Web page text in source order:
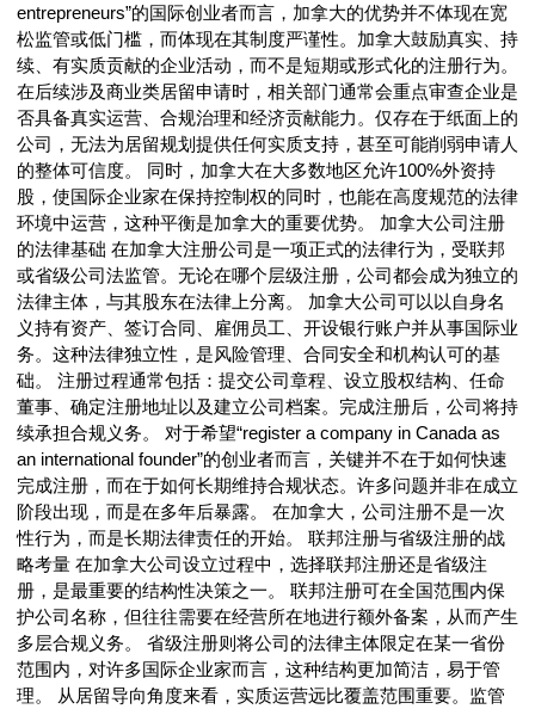
entrepreneurs”的国际创业者而言，加拿大的优势并不体现在宽
松监管或低门槛，而体现在其制度严谨性。加拿大鼓励真实、持
续、有实质贡献的企业活动，而不是短期或形式化的注册行为。
在后续涉及商业类居留申请时，相关部门通常会重点审查企业是
否具备真实运营、合规治理和经济贡献能力。仅存在于纸面上的
公司，无法为居留规划提供任何实质支持，甚至可能削弱申请人
的整体可信度。 同时，加拿大在大多数地区允许100%外资持
股，使国际企业家在保持控制权的同时，也能在高度规范的法律
环境中运营，这种平衡是加拿大的重要优势。 加拿大公司注册
的法律基础 在加拿大注册公司是一项正式的法律行为，受联邦
或省级公司法监管。无论在哪个层级注册，公司都会成为独立的
法律主体，与其股东在法律上分离。 加拿大公司可以以自身名
义持有资产、签订合同、雇佣员工、开设银行账户并从事国际业
务。这种法律独立性，是风险管理、合同安全和机构认可的基
础。 注册过程通常包括：提交公司章程、设立股权结构、任命
董事、确定注册地址以及建立公司档案。完成注册后，公司将持
续承担合规义务。 对于希望“register a company in Canada as
an international founder”的创业者而言，关键并不在于如何快速
完成注册，而在于如何长期维持合规状态。许多问题并非在成立
阶段出现，而是在多年后暴露。 在加拿大，公司注册不是一次
性行为，而是长期法律责任的开始。 联邦注册与省级注册的战
略考量 在加拿大公司设立过程中，选择联邦注册还是省级注
册，是最重要的结构性决策之一。 联邦注册可在全国范围内保
护公司名称，但往往需要在经营所在地进行额外备案，从而产生
多层合规义务。 省级注册则将公司的法律主体限定在某一省份
范围内，对许多国际企业家而言，这种结构更加简洁，易于管
理。 从居留导向角度来看，实质运营远比覆盖范围重要。监管